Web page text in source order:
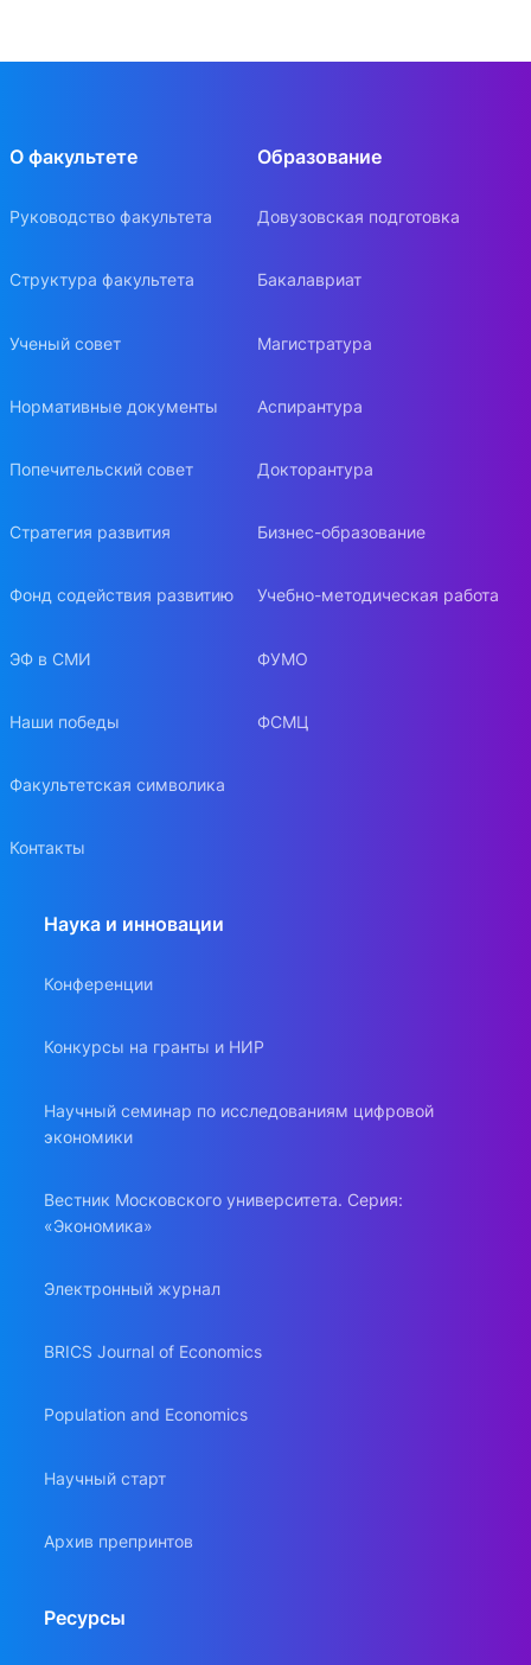
О факультете
Руководство факультета
Структура факультета
Ученый совет
Нормативные документы
Попечительский совет
Стратегия развития
Фонд содействия развитию
ЭФ в СМИ
Наши победы
Факультетская символика
Контакты
Образование
Довузовская подготовка
Бакалавриат
Магистратура
Аспирантура
Докторантура
Бизнес-образование
Учебно-методическая работа
ФУМО
ФСМЦ
Наука и инновации
Конференции
Конкурсы на гранты и НИР
Научный семинар по исследованиям цифровой
экономики
Вестник Московского университета. Серия:
«Экономика»
Электронный журнал
BRICS Journal of Economics
Population and Economics
Научный старт
Архив препринтов
Ресурсы